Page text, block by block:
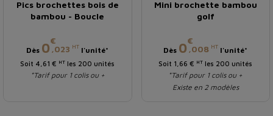
Pics brochettes bois de
bambou - Boucle
Prix
Dès 0€
,023 HT l'unité*
Soit 4,61 € HT les 200 unités
*Tarif pour 1 colis ou +
Mini brochette bambou
golf
Prix
Dès 0€
,008 HT l'unité*
Soit 1,66 € HT les 200 unités
*Tarif pour 1 colis ou +
Existe en 2 modèles